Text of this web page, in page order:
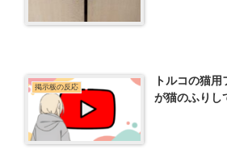
掲示板の反応
トルコの猫
が猫のふりし